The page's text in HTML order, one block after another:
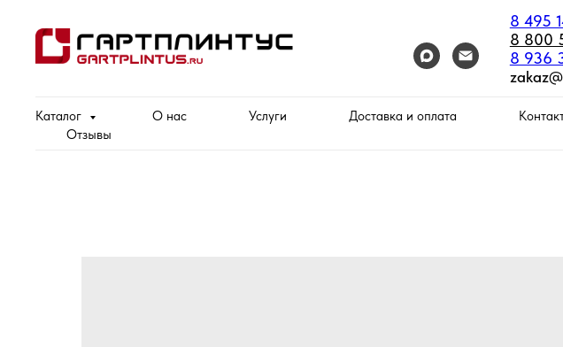
8 495
8 800
8 936
Каталог О нас Услуги Доставка и оплата
Отзывы